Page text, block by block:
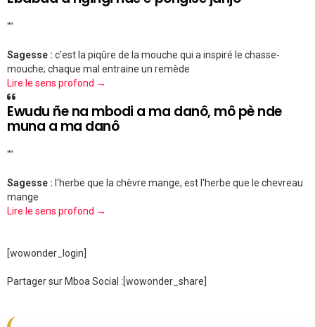
""
Sagesse : c'est la piqûre de la mouche qui a inspiré le chasse-
mouche; chaque mal entraine un remède
Lire le sens profond →
Ewudu ñe na mbodi a ma danô, mô pè nde
muna a ma danô
""
Sagesse : l'herbe que la chèvre mange, est l'herbe que le chevreau
mange
Lire le sens profond →
[wowonder_login]
Partager sur Mboa Social :[wowonder_share]